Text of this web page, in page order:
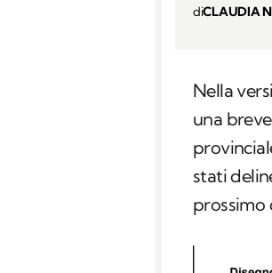
diCLAUDIA
Nella
una
stati
prossimo